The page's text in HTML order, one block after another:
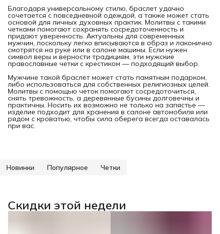
Благодаря универсальному стилю, браслет удачно
сочетается с повседневной одеждой, а также может стать
основой для личных духовных практик. Молитвы с такими
четками помогают сохранять сосредоточенность и
придают уверенность. Актуальны для современных
мужчин, поскольку легко вписываются в образ и лаконично
смотрятся на руке или в салоне машины. Если нужен
символ веры и верности традициям, эти мужские
православные четки с крестиком — подходящий выбор.
Мужчине такой браслет может стать памятным подарком,
либо использоваться для собственных религиозных целей.
Молитвы с помощью четок помогают сосредоточиться,
снять тревожность, а деревянные бусины долговечны и
практичны. Носить их возможно не только на запястье —
изделие подходит для хранения в салоне автомобиля или
рядом с кроватью, чтобы сила оберега всегда оставалась
при вас.
Новинки Популярное Четки
Скидки этой недели